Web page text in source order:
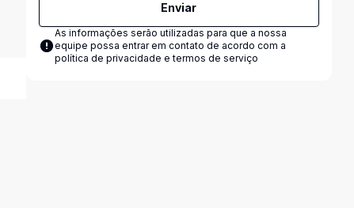
Enviar
As informações serão utilizadas para que a nossa
equipe possa entrar em contato de acordo com a
política de privacidade e termos de serviço